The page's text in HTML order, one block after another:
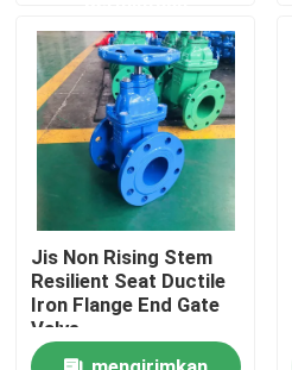
Kontrol kualitas
Hubungi kami
Kasus
Katup Gerbang DI
Jis Non Rising Stem
Resilient Seat Ductile
Iron Flange End Gate
Valve